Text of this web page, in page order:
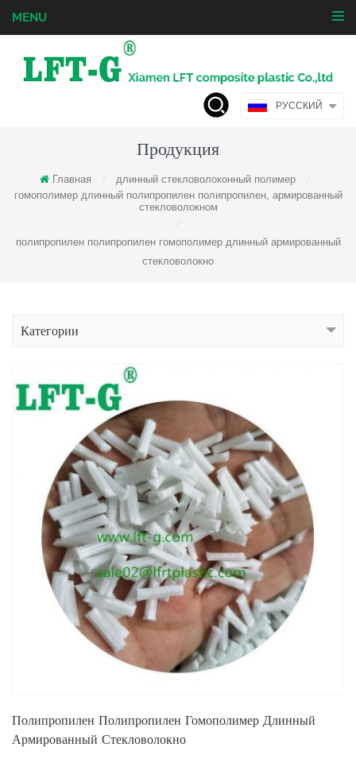
MENU
РУССКИЙ
Продукция
Главная длинный стекловолоконный полимер
гомополимер длинный полипропилен полипропилен, армированный
стекловолокном
полипропилен полипропилен гомополимер длинный армированный
стекловолокно
Категории
Полипропилен Полипропилен Гомополимер Длинный
Армированный Стекловолокно